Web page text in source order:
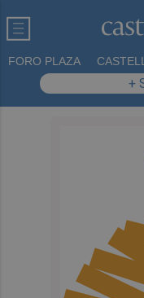
FORO PLAZA
+